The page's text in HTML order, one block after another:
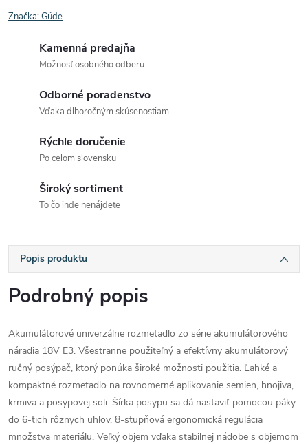
Značka:Güde
Kamenná predajňa
Možnosť osobného odberu
Odborné poradenstvo
Vďaka dlhoročným skúsenostiam
Rýchle doručenie
Po celom slovensku
Široký sortiment
To čo inde nenájdete
Popis produktu
Podrobný popis
Akumulátorové univerzálne rozmetadlo zo série akumulátorového
náradia 18V E3. Všestranne použiteľný a efektívny akumulátorový
ručný posýpač, ktorý ponúka široké možnosti použitia. Ľahké a
kompaktné rozmetadlo na rovnomerné aplikovanie semien, hnojiva,
krmiva a posypovej soli. Šírka posypu sa dá nastaviť pomocou páky
do 6-tich rôznych uhlov, 8-stupňová ergonomická regulácia
množstva materiálu. Veľký objem vďaka stabilnej nádobe s objemom